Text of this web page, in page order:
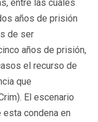
entre las cuales
años de prisión
de ser
años de prisión,
el recurso de
que
El escenario
condena en